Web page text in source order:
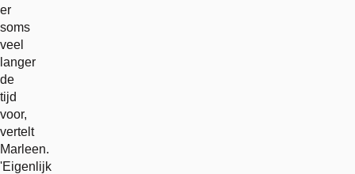
er
soms
veel
langer
de
tijd
voor,
vertelt
Marleen.
'Eigenlijk